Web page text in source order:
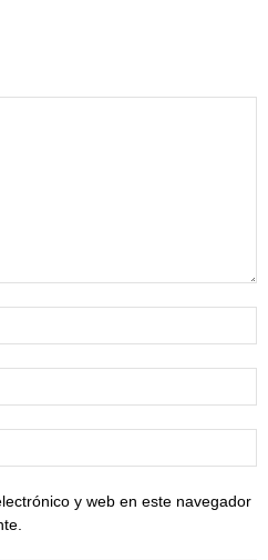
y web en este navegador